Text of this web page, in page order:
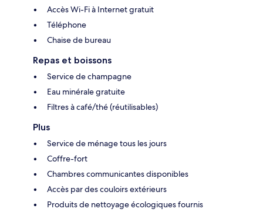
Accès Wi-Fi à Internet gratuit
Téléphone
Chaise de bureau
Repas et boissons
Service de champagne
Eau minérale gratuite
Filtres à café/thé (réutilisables)
Plus
Service de ménage tous les jours
Coffre-fort
Chambres communicantes disponibles
Accès par des couloirs extérieurs
Produits de nettoyage écologiques fournis